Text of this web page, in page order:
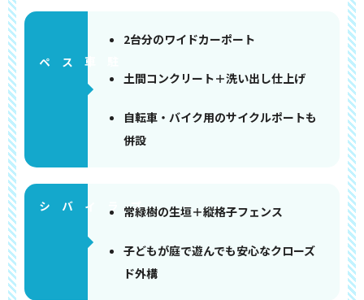
2台分のワイドカーポート
土間コンクリート＋洗い出し仕上げ
自転車・バイク用のサイクルポートも
併設
常緑樹の生垣＋縦格子フェンス
子どもが庭で遊んでも安心なクローズ
ド外構